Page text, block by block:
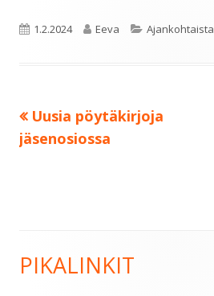
Julkaistu
1.2.2024 Kirjoittaja
Eeva Kategoriat
Ajankohtaista
Artikkelien
selaus
Edellinen:
Uusia pöytäkirjoja
jäsenosiossa
Sivupalkki
PIKALINKIT